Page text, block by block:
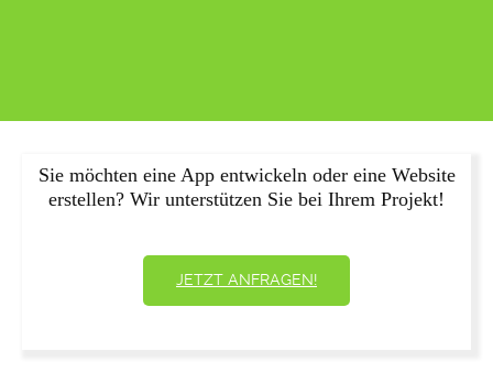
Sie möchten eine App entwickeln oder eine Website
erstellen? Wir unterstützen Sie bei Ihrem Projekt!
JETZT ANFRAGEN!